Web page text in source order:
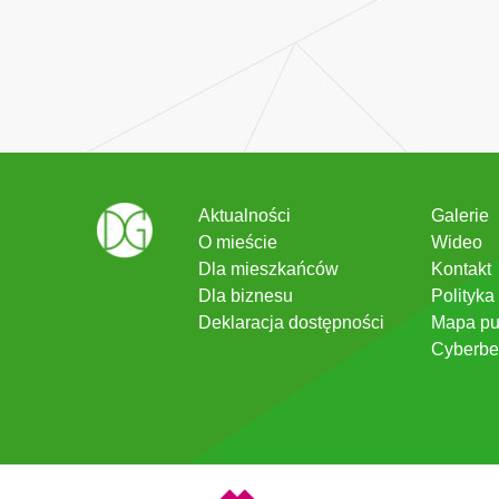
Aktualności
O mieście
Dla mieszkańców
Dla biznesu
Deklaracja dostępności
Galerie
Wideo
Kontakt
Mapa